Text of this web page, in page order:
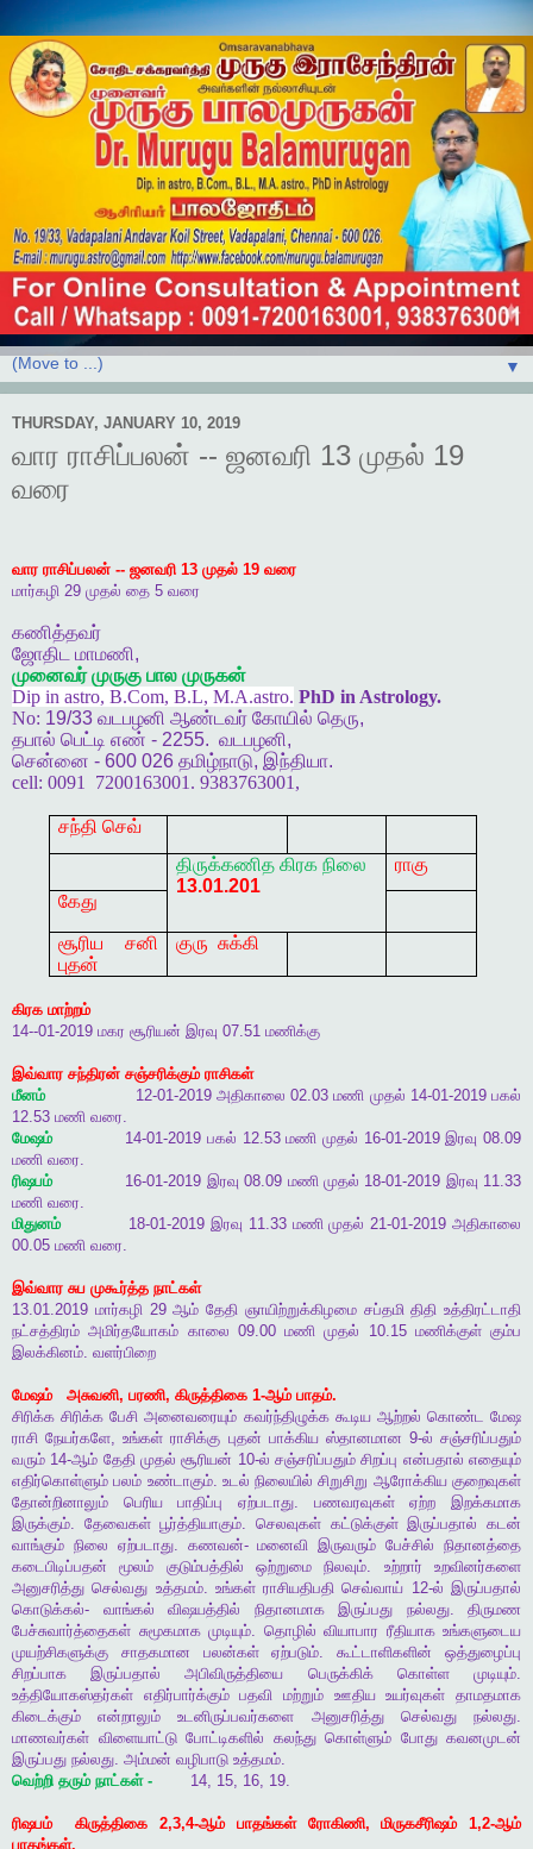
▼
THURSDAY, JANUARY 10, 2019
வார ராசிப்பலன் -- ஜனவரி 13 முதல் 19
வரை
வார ராசிப்பலன் -- ஜனவரி 13 முதல் 19 வரை
மார்கழி 29 முதல் தை 5 வரை
கணித்தவர்
ஜோதிட
மாமணி,
முனைவர் முருகு பால முருகன்
Dip in astro, B.Com, B.L, M.A.astro. PhD in Astrology.
No: 19/33 வடபழனி ஆண்டவர் கோயில் தெரு,
தபால் பெட்டி எண் - 2255. வடபழனி,
சென்னை - 600 026 தமிழ்நாடு, இந்தியா.
cell: 0091 7200163001. 9383763001,
சந்தி செவ்
திருக்கணித கிரக நிலை
13.01.201
ராகு
கேது
சூரிய சனி
புதன்
குரு சுக்கி
கிரக மாற்றம்
14--01-2019 மகர சூரியன் இரவு 07.51 மணிக்கு
இவ்வார சந்திரன் சஞ்சரிக்கும் ராசிகள்
மீனம்
12-01-2019 அதிகாலை 02.03மணி முதல் 14-01-2019பகல்
12.53 மணி வரை.
மேஷம்
14-01-2019 பகல் 12.53மணி முதல் 16-01-2019இரவு 08.09
மணி வரை.
ரிஷபம்
16-01-2019 இரவு 08.09 மணி முதல் 18-01-2019 இரவு 11.33
மணி வரை.
மிதுனம்
18-01-2019இரவு 11.33 மணி முதல் 21-01-2019அதிகாலை
00.05 மணி வரை.
இவ்வார சுப முகூர்த்த நாட்கள்
13.01.2019 மார்கழி29ஆம் தேதி ஞாயிற்றுக்கிழமை சப்தமி திதி உத்திரட்டாதி
நட்சத்திரம் அமிர்தயோகம் காலை 09.00 மணி முதல் 10.15 மணிக்குள் கும்ப
இலக்கினம். வளர்பிறை
மேஷம் அசுவனி, பரணி, கிருத்திகை 1-ஆம் பாதம்.
சிரிக்க சிரிக்க பேசி அனைவரையும் கவர்ந்திழுக்க கூடிய ஆற்றல் கொண்ட மேஷ
ராசி நேயர்களே,உங்கள் ராசிக்கு புதன் பாக்கிய ஸ்தானமான 9-ல் சஞ்சரிப்பதும்
வரும் 14-ஆம் தேதி முதல் சூரியன் 10-ல் சஞ்சரிப்பதும் சிறப்பு என்பதால் எதையும்
எதிர்கொள்ளும் பலம் உண்டாகும். உடல் நிலையில் சிறுசிறு ஆரோக்கிய குறைவுகள்
தோன்றினாலும்
பெரிய பாதிப்பு ஏற்படாது. பணவரவுகள் ஏற்ற
இறக்கமாக
இருக்கும். தேவைகள் பூர்த்தியாகும்.செலவுகள் கட்டுக்குள் இருப்பதால்
கடன்
வாங்கும் நிலை ஏற்படாது. கணவன்-மனைவி இருவரும் பேச்சில்
நிதானத்தை
கடைபிடிப்பதன்
மூலம் குடும்பத்தில் ஒற்றுமை நிலவும். உற்றார்
உறவினர்களை
அனுசரித்து செல்வது உத்தமம். உங்கள் ராசியதிபதி செவ்வாய் 12-ல் இருப்பதால்
கொடுக்கல்- வாங்கல் விஷயத்தில் நிதானமாக இருப்பது நல்லது. திருமண
பேச்சுவார்த்தைகள் சுமூகமாக முடியும். தொழில் வியாபார ரீதியாக உங்களுடைய
முயற்சிகளுக்கு
சாதகமான பலன்கள் ஏற்படும்.கூட்டாளிகளின்
ஒத்துழைப்பு
சிறப்பாக
இருப்பதால் அபிவிருத்தியை பெருக்கிக் கொள்ள முடியும்.
உத்தியோகஸ்தர்கள் எதிர்பார்க்கும் பதவி மற்றும் ஊதிய உயர்வுகள்
தாமதமாக
கிடைக்கும்
என்றாலும் உடனிருப்பவர்களை அனுசரித்து செல்வது நல்லது.
மாணவர்கள் விளையாட்டு போட்டிகளில் கலந்து கொள்ளும் போது கவனமுடன்
இருப்பது நல்லது. அம்மன் வழிபாடு உத்தமம்.
வெற்றி தரும் நாட்கள்- 14, 15, 16, 19.
ரிஷபம் கிருத்திகை 2,3,4-ஆம் பாதங்கள் ரோகிணி,மிருகசீரிஷம்1,2-ஆம்
பாதங்கள்.